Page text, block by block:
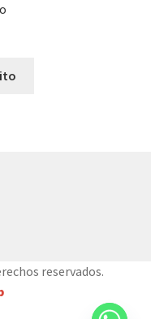
reservados.